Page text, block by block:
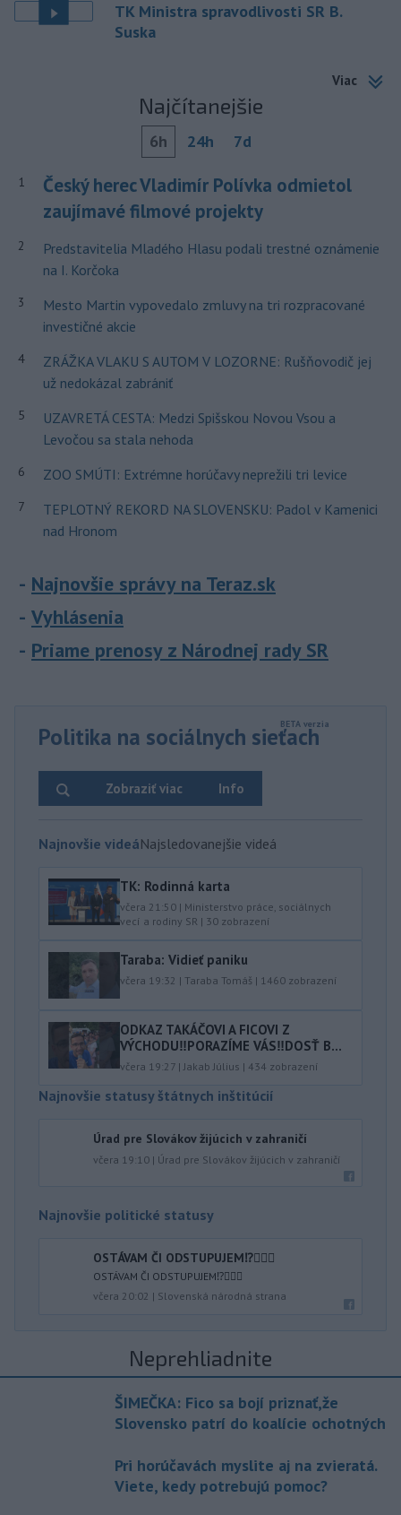
TK Ministra spravodlivosti SR B.
Suska
Viac
Najčítanejšie
6h 24h 7d
1
Český herec Vladimír Polívka odmietol
zaujímavé filmové projekty
2
Predstavitelia Mladého Hlasu podali trestné oznámenie
na I. Korčoka
3
Mesto Martin vypovedalo zmluvy na tri rozpracované
investičné akcie
4
ZRÁŽKA VLAKU S AUTOM V LOZORNE: Rušňovodič jej
už nedokázal zabrániť
5
UZAVRETÁ CESTA: Medzi Spišskou Novou Vsou a
Levočou sa stala nehoda
6 ZOO SMÚTI: Extrémne horúčavy neprežili tri levice
7
TEPLOTNÝ REKORD NA SLOVENSKU: Padol v Kamenici
nad Hronom
Najnovšie správy na Teraz.sk
Vyhlásenia
Priame prenosy z Národnej rady SR
Politika na sociálnych sieťach
Info
Zobraziť viac
Najnovšie videáNajsledovanejšie videá
TK: Rodinná karta
včera 21:50 | Ministerstvo práce, sociálnych
vecí a rodiny SR | 30 zobrazení
Taraba: Vidieť paniku
včera 19:32 | Taraba Tomáš | 1460 zobrazení
ODKAZ TAKÁČOVI A FICOVI Z
VÝCHODU‼️PORAZÍME VÁS‼️DOSŤ B...
včera 19:27 |Jakab Július | 434 zobrazení
Najnovšie statusy štátnych inštitúcií
Úrad pre Slovákov žijúcich v zahraničí
včera 19:10 | Úrad pre Slovákov žijúcich v zahraničí
Najnovšie politické statusy
OSTÁVAM ČI ODSTUPUJEM⁉️🤷🏻‍♂️
OSTÁVAM ČI ODSTUPUJEM⁉️🤷🏻‍♂️
včera 20:02 | Slovenská národná strana
Neprehliadnite
ŠIMEČKA: Fico sa bojí priznať,že
Slovensko patrí do koalície ochotných
Pri horúčavách myslite aj na zvieratá.
Viete, kedy potrebujú pomoc?